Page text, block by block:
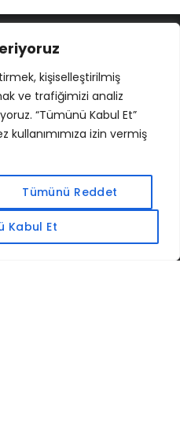
kişiselleştirilmiş
ve trafiğimizi analiz
“Tümünü Kabul Et”
kullanımımıza izin vermiş
Tümünü Reddet
Kabul Et
MAXIMUMPCGUIDES